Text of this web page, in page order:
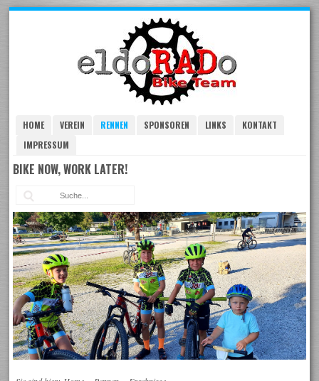
HOME VEREIN RENNEN SPONSOREN LINKS
KONTAKT
IMPRESSUM
BIKE NOW, WORK LATER!